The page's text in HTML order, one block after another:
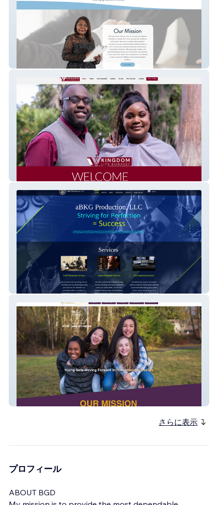
Career Corner Services
Kingdom Life Embassy
aBKG Production, LLC
Created4Greatness
さらに表示
プロフィール
ABOUT BGD